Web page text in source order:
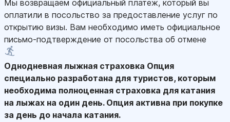
Мы возвращаем официальный платеж, который вы
оплатили в посольство за предоставление услуг по
открытию визы. Вам необходимо иметь официальное
письмо-подтверждение от посольства об отмене
Однодневная лыжная страховка Опция
специально разработана для туристов, которым
необходима полноценная страховка для катания
на лыжах на один день. Опция активна при покупке
за день до начала катания.